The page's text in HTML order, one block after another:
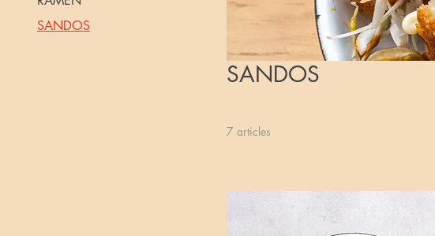
SANDOS
SANDOS
7 articles